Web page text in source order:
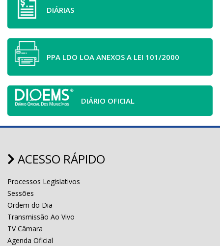
DIÁRIAS
PPA LDO LOA ANEXOS A LEI 101/2000
DIÁRIO OFICIAL
ACESSO RÁPIDO
Processos Legislativos
Sessões
Ordem do Dia
Transmissão Ao Vivo
TV Câmara
Agenda Oficial